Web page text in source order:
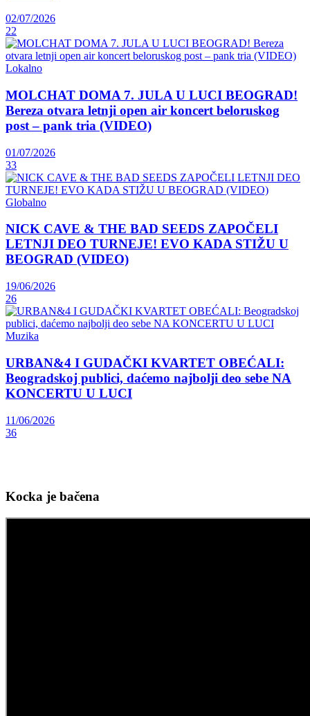
02/07/2026
22
Lokalno
MOLCHAT DOMA 7. JULA U LUCI BEOGRAD!
Bereza otvara letnji open air koncert beloruskog
post – pank tria (VIDEO)
01/07/2026
33
Globalno
NICK CAVE & THE BAD SEEDS ZAPOČELI
LETNJI DEO TURNEJE! EVO KADA STIŽU U
BEOGRAD (VIDEO)
19/06/2026
26
Muzika
URBAN&4 I GUDAČKI KVARTET OBEĆALI:
Beogradskoj publici, daćemo najbolji deo sebe NA
KONCERTU U LUCI
11/06/2026
36
Kocka je bačena